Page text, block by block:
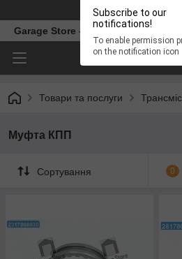
Subscribe to our
notifications!
To enable permission
on the notification icon
Телефон
Garage Store – інтернет магазин
Товари та послуги
Муфта КПП
Сортування 0